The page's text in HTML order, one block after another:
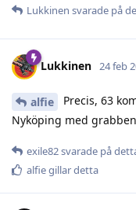
Lukkinen svarade på
Lukkinen 24 feb
alfie
Precis, 63
Nyköping med
exile82svarade på
alfiegillar detta